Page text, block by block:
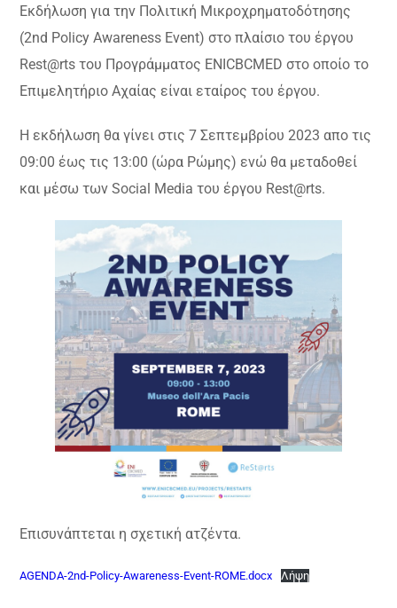
Εκδήλωση για την Πολιτική Μικροχρηματοδότησης
(2nd Policy Awareness Event) στο πλαίσιο του έργου
Rest@rts του Προγράμματος ENICBCMED στο οποίο το
Επιμελητήριο Αχαίας είναι εταίρος του έργου.
Η εκδήλωση θα γίνει στις 7 Σεπτεμβρίου 2023 απο τις
09:00 έως τις 13:00 (ώρα Ρώμης) ενώ θα μεταδοθεί
και μέσω των Social Media του έργου Rest@rts.
Επισυνάπτεται η σχετική ατζέντα.
AGENDA-2nd-Policy-Awareness-Event-ROME.docx Λήψη